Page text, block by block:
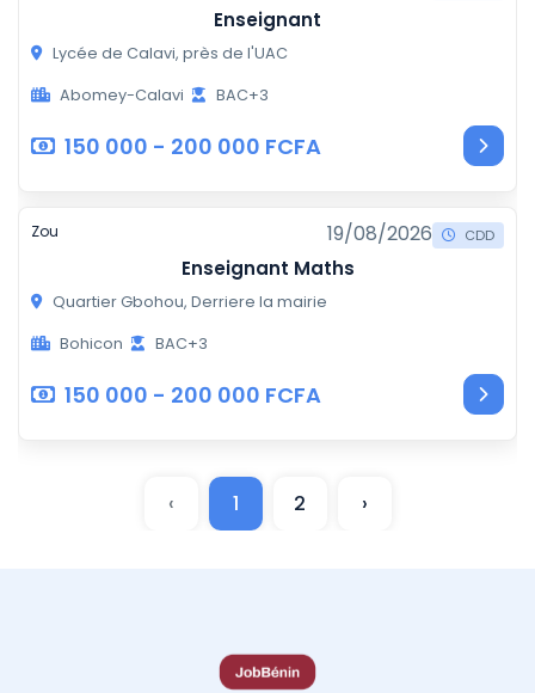
Enseignant
Lycée de Calavi, près de l'UAC
Abomey-Calavi BAC+3
150 000 - 200 000 FCFA
Zou 19/08/2026 CDD
Enseignant Maths
Quartier Gbohou, Derriere la mairie
Bohicon BAC+3
150 000 - 200 000 FCFA
‹ 1 2 ›